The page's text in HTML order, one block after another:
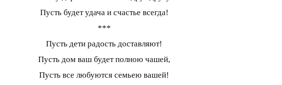
Пусть будет удача и счастье всегда!
***
Пусть дети радость доставляют!
Пусть дом ваш будет полною чашей,
Пусть все любуются семьею вашей!